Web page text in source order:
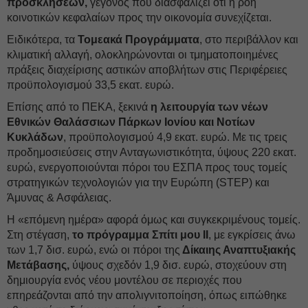
προσκλήσεων, γεγονός που διασφαλίζει ότι η ροή
κοινοτικών κεφαλαίων προς την οικονομία συνεχίζεται.
Ειδικότερα, τα Τομεακά Προγράμματα, στο περιβάλλον και
κλιματική αλλαγή, ολοκληρώνονται οι τμηματοποιημένες
πράξεις διαχείρισης αστικών αποβλήτων στις Περιφέρειες
προϋπολογισμού 33,5 εκατ. ευρώ.
Επίσης από το ΠΕΚΑ, ξεκινά η λειτουργία των νέων
Εθνικών Θαλάσσιων Πάρκων Ιονίου και Νοτίων
Κυκλάδων, προϋπολογισμού 4,9 εκατ. ευρώ. Με τις τρεις
προδημοσιεύσεις στην Ανταγωνιστικότητα, ύψους 220 εκατ.
ευρώ, ενεργοποιούνται πόροι του ΕΣΠΑ προς τους τομείς
στρατηγικών τεχνολογιών για την Ευρώπη (STEP) και
Άμυνας & Ασφάλειας.
Η «επόμενη ημέρα» αφορά όμως και συγκεκριμένους τομείς.
Στη στέγαση, το πρόγραμμα Σπίτι μου ΙΙ , με εγκρίσεις άνω
των 1,7 δισ. ευρώ, ενώ οι πόροι της Δίκαιης Αναπτυξιακής
Μετάβασης, ύψους σχεδόν 1,9 δισ. ευρώ, στοχεύουν στη
δημιουργία ενός νέου μοντέλου σε περιοχές που
επηρεάζονται από την απολιγνιτοποίηση, όπως ειπώθηκε